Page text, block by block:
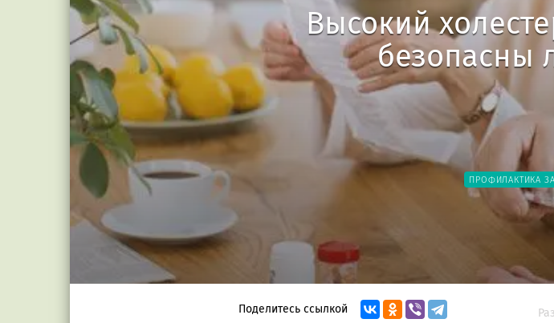
Высокий
безопасны
ПРОФИЛАКТИКА
Поделитесь ссылкой